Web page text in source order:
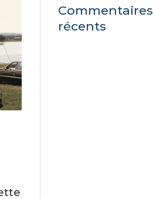
Commentaires
récents